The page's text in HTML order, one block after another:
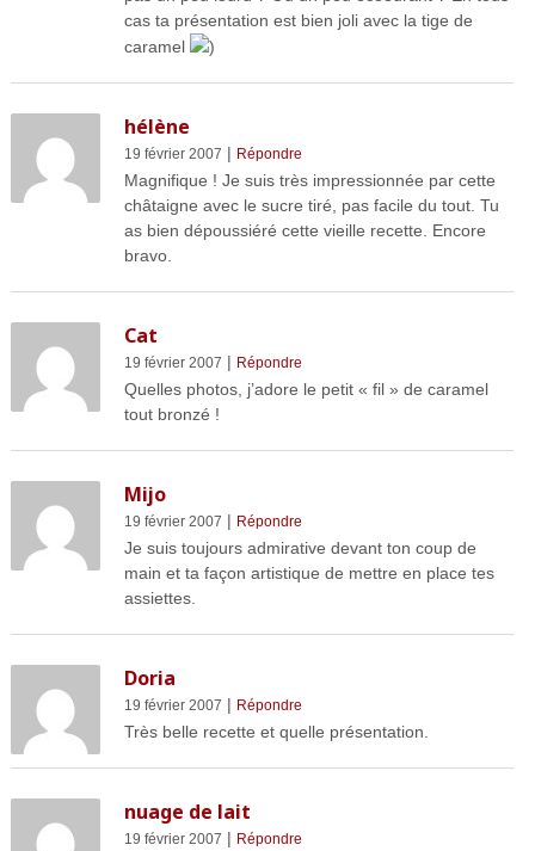
cas ta présentation est bien joli avec la tige de
caramel
)
hélène
19 février 2007 | Répondre
Magnifique ! Je suis très impressionnée par cette
châtaigne avec le sucre tiré, pas facile du tout. Tu
as bien dépoussiéré cette vieille recette. Encore
bravo.
Cat
19 février 2007 | Répondre
Quelles photos, j’adore le petit « fil » de caramel
tout bronzé !
Mijo
19 février 2007 | Répondre
Je suis toujours admirative devant ton coup de
main et ta façon artistique de mettre en place tes
assiettes.
Doria
19 février 2007 | Répondre
Très belle recette et quelle présentation.
nuage de lait
19 février 2007 | Répondre